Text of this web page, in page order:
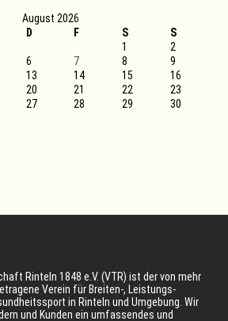
August 2026
D F S
S
1
2
6 7 8
9
13 14 15
16
20 21 22
23
27 28 29
30
Rinteln 1848 e.V. (VTR) ist der von mehr
Verein für Breiten-, Leistungs-
in Rinteln und Umgebung. Wir
und Kunden ein umfassendes und